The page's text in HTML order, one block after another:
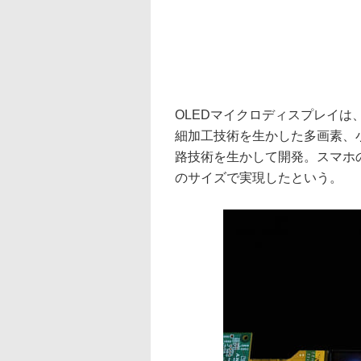
OLEDマイクロディスプレイは
細加工技術を生かした多画素
路技術を生かして開発。スマ
のサイズで実現したという。